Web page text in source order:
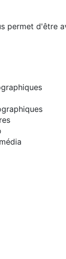
permet d'être